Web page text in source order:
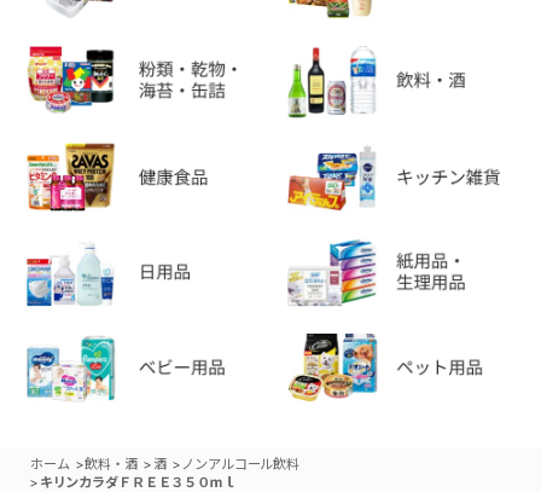
ホーム >飲料・酒 > 酒 > ノンアルコール飲料
> キリンカラダＦＲＥＥ３５０ｍｌ